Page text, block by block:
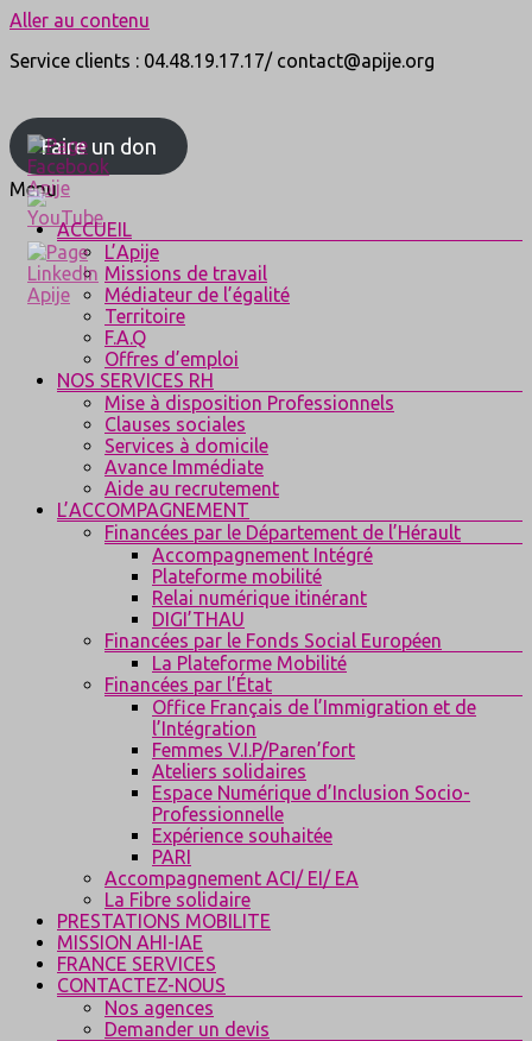
Aller au contenu
Service clients : 04.48.19.17.17/ contact@apije.org
Faire un don
Menu
ACCUEIL
L’Apije
Missions de travail
Médiateur de l’égalité
Territoire
F.A.Q
Offres d’emploi
NOS SERVICES RH
Mise à disposition Professionnels
Clauses sociales
Services à domicile
Avance Immédiate
Aide au recrutement
L’ACCOMPAGNEMENT
Financées par le Département de l’Hérault
Accompagnement Intégré
Plateforme mobilité
Relai numérique itinérant
DIGI’THAU
Financées par le Fonds Social Européen
La Plateforme Mobilité
Financées par l’État
Office Français de l’Immigration et de
l’Intégration
Femmes V.I.P/Paren’fort
Ateliers solidaires
Espace Numérique d’Inclusion Socio-
Professionnelle
Expérience souhaitée
PARI
Accompagnement ACI/ EI/ EA
La Fibre solidaire
PRESTATIONS MOBILITE
MISSION AHI-IAE
FRANCE SERVICES
CONTACTEZ-NOUS
Nos agences
Demander un devis